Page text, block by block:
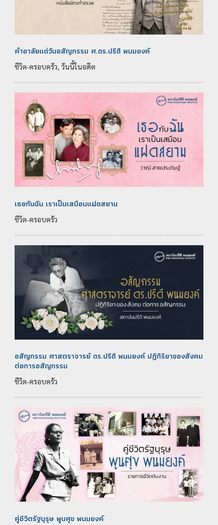
คำอาลัยแด่วันอสัญกรรม ศ.ดร.ปรีดี พนมยงค์
ชีวิต-ครอบครัว, วันนี้ในอดีต
เธอกับฉัน เราเป็นเสมือนแฝดสยาม
ชีวิต-ครอบครัว
อสัญกรรม ศาสตราจารย์ ดร.ปรีดี พนมยงค์ ปฏิกิริยาของสังคม
ต่อการอสัญกรรม
ชีวิต-ครอบครัว
คู่ชีวิตรัฐบุรุษ พูนศุข พนมยงค์